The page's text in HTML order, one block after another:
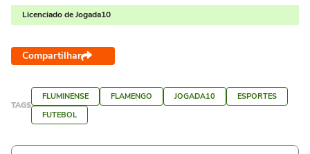
Licenciado de Jogada10
Compartilhar
TAGS
FLUMINENSE FLAMENGO JOGADA10
ESPORTES
FUTEBOL